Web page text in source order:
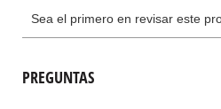
PREGUNTAS